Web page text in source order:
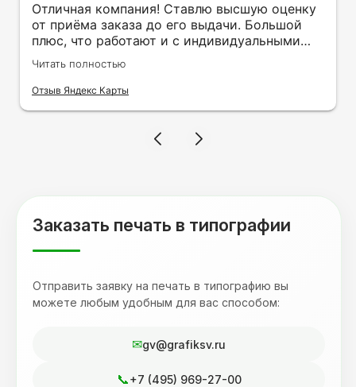
Отличная компания! Ставлю высшую оценку
от приёма заказа до его выдачи. Большой
плюс, что работают и с индивидуальными
заказами. Нелбходимо было нанести принт
на кружку в подарок. Заказ был исполнен
оперативно и ооочень красиво, даже не
терпеливость, отвечала на все мои вопросы.
Читать полностью
Отзыв Яндекс Карты
Заказать печать в типографии
Отправить заявку на печать в типографию вы
можете любым удобным для вас способом:
gv@grafiksv.ru
+7 (495) 969-27-00